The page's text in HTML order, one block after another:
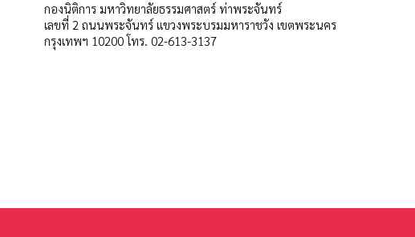
กองนิติการ มหาวิทยาลัยธรรมศาสตร์ ท่าพระจันทร์
เลขที่ 2 ถนนพระจันทร์ แขวงพระบรมมหาราชวัง เขตพระนคร
กรุงเทพฯ 10200 โทร. 02-613-3137